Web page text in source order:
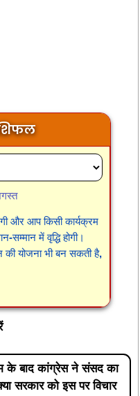
और आप किसी कार्यक्रम
में वृद्धि होगी।
की योजना भी बन सकती है,
के बाद कांग्रेस ने संसद का
सरकार को इस पर विचार